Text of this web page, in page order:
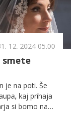
12. 2024 05.00
smete
je na poti. Še
kaj prihaja
si bomo na